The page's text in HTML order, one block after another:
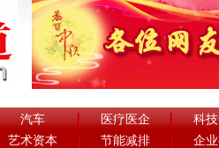
汽车 医疗医企
科
艺术资本 节能减排 企